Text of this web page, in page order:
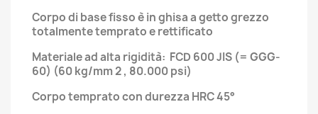
Corpo di base fisso è in ghisa a getto grezzo
totalmente temprato e rettificato
Materiale ad alta rigidità: FCD 600 JIS (= GGG-
60) (60 kg/mm 2 , 80.000 psi)
Corpo temprato con durezza HRC 45°